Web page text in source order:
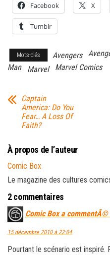
Facebook X
Tumblr
Mots-clés Avengers
Man
Marvel Marvel Comics
Captain
America: Do You
Fear… A Loss Of
Faith?
À propos de l’auteur
Comic Box
Le magazine des cultures
2 commentaires
Comic Box a
15 décembre 2010 à 22:04
Pourtant le scénario est inspiré.